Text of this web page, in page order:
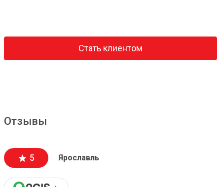
Стать клиентом
Отзывы
5 Ярославль